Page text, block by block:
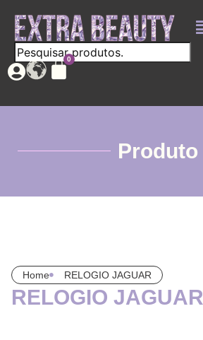
Produto
Home RELOGIO JAGUAR
RELOGIO JAGUAR